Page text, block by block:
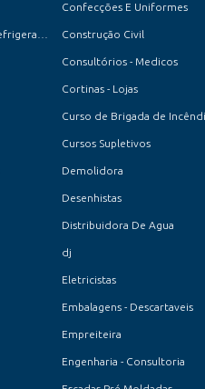
Confecções E Uniformes
Construção Civil
Consultórios - Medicos
Cortinas - Lojas
Cursos Supletivos
Demolidora
Desenhistas
Distribuidora De Agua
dj
Eletricistas
Embalagens - Descartaveis
Empreiteira
Engenharia - Consultoria